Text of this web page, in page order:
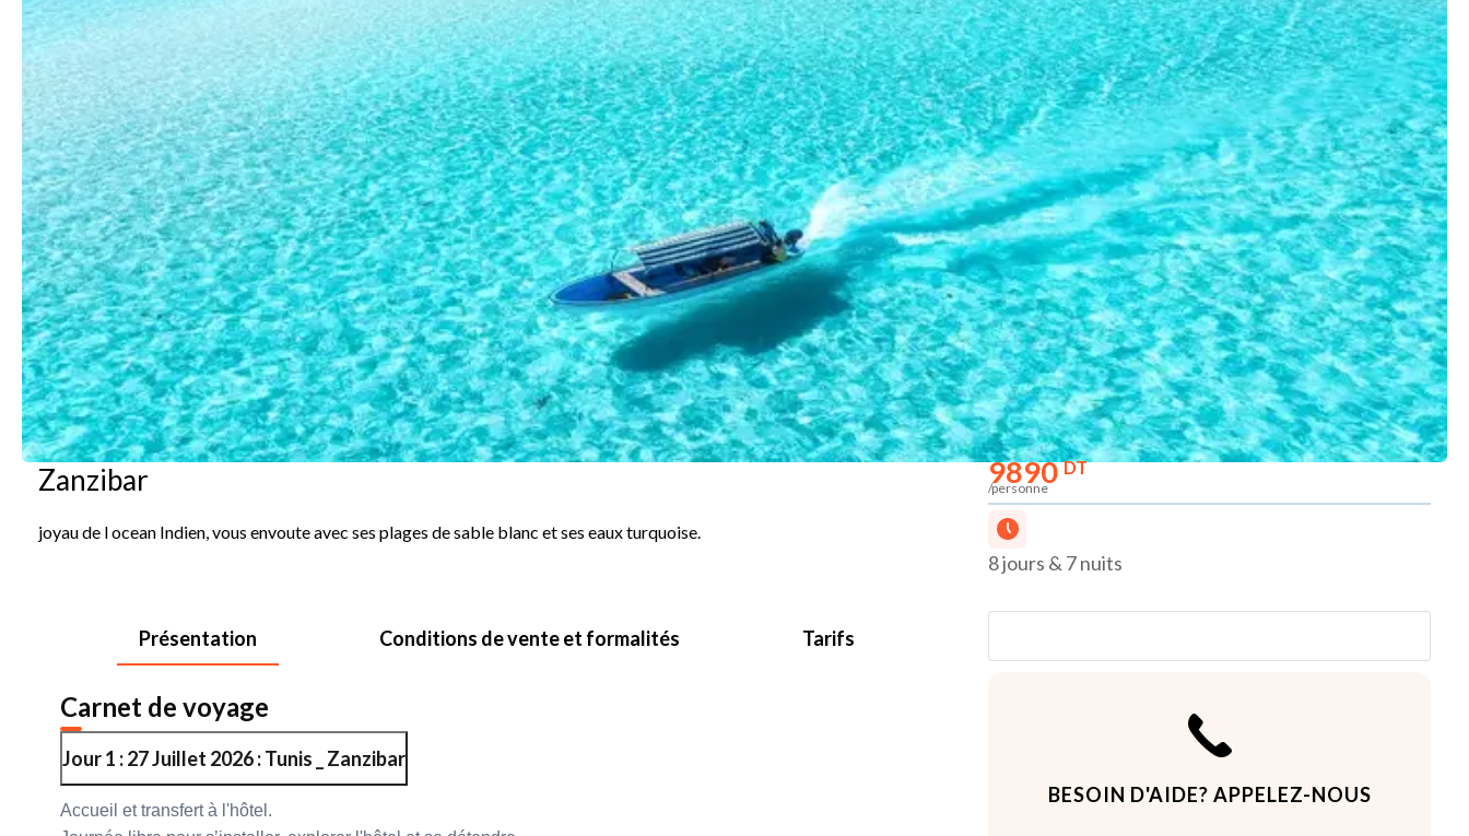
Zanzibar
joyau de l ocean Indien, vous envoute avec ses plages de sable blanc et ses eaux turquoise.
9890DT
/personne
8 jours & 7 nuits
Présentation Conditions de vente et formalités Tarifs
Carnet de voyage
Jour 1 : 27 Juillet 2026 : Tunis _ Zanzibar
Accueil et transfert à l'hôtel.
BESOIN D'AIDE? APPELEZ-NOUS